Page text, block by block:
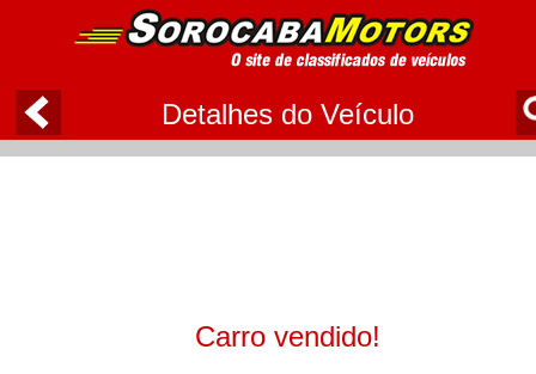
Detalhes do Veículo
Carro vendido!